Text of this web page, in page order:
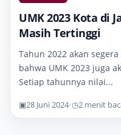
UMK 2023 Kota di
Masih Tertinggi
Tahun 2022 akan
bahwa UMK 2023 juga
Setiap tahunnya nilai...
▣28 Juni 2024•◷2 menit